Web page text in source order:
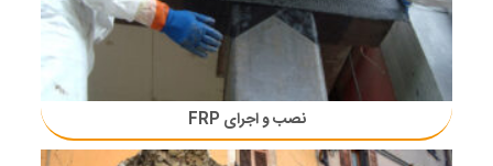
نصب و اجرای FRP